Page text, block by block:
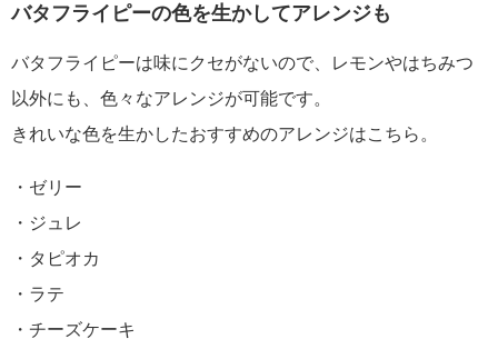
バタフライピーの色を生かしてアレンジも
バタフライピーは味にクセがないので、レモンやはちみつ
以外にも、色々なアレンジが可能です。
きれいな色を生かしたおすすめのアレンジはこちら。
・ゼリー
・ジュレ
・タピオカ
・ラテ
・チーズケーキ